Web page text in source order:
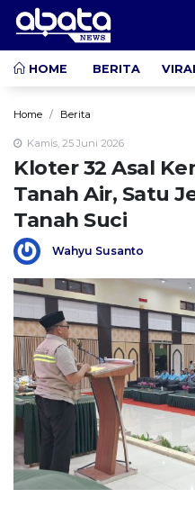
HOME BERITA
Home Berita
Kamis, 25 Juni 2026
Kloter 32 Asal
Tanah Air, Satu
Tanah Suci
Wahyu Susanto